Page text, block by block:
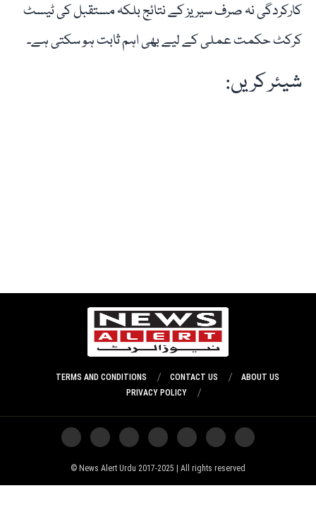
کارکردگی نہ صرف سیریز کے نتائج بلکہ مستقبل کی ٹیسٹ
کرکٹ حکمت عملی کے لیے بھی اہم ثابت ہو سکتی ہے۔
شیئر کریں:
ABOUT US
CONTACT US
TERMS AND CONDITIONS
PRIVACY POLICY
News Alert Urdu 2017-2025 | All rights reserved ©